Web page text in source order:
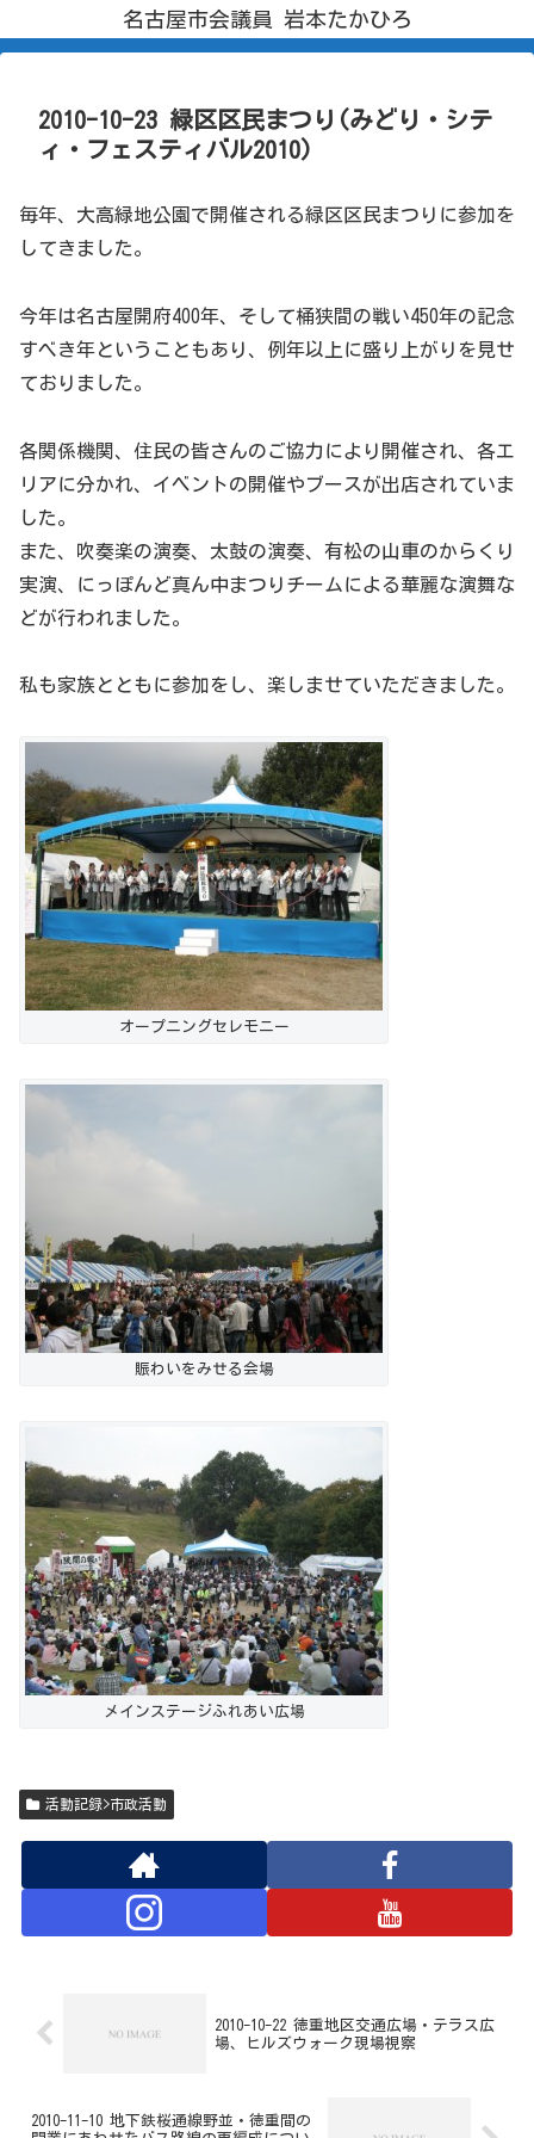
名古屋市会議員 岩本たかひろ
2010-10-23 緑区区民まつり(みどり・シテ
ィ・フェスティバル2010)
毎年、大高緑地公園で開催される緑区区民まつりに参加を
してきました。
今年は名古屋開府400年、そして桶狭間の戦い450年の記念
すべき年ということもあり、例年以上に盛り上がりを見せ
ておりました。
各関係機関、住民の皆さんのご協力により開催され、各エ
リアに分かれ、イベントの開催やブースが出店されていま
した。
また、吹奏楽の演奏、太鼓の演奏、有松の山車のからくり
実演、にっぽんど真ん中まつりチームによる華麗な演舞な
どが行われました。
私も家族とともに参加をし、楽しませていただきました。
オープニングセレモニー
賑わいをみせる会場
メインステージふれあい広場
活動記録>市政活動
2010-10-22 徳重地区交通広場・テラス広
場、ヒルズウォーク現場視察
2010-11-10 地下鉄桜通線野並・徳重間の